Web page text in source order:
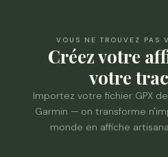
VOUS NE TROUVEZ PAS
Créez votre
votre
Importez votre fichier GPX
Garmin — on transforme
monde en affiche